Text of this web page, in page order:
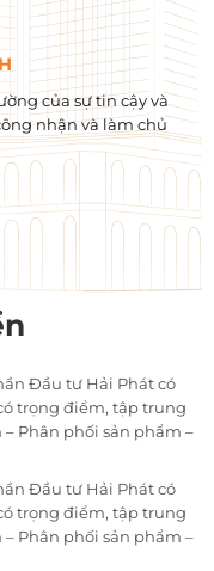
của sự tin cậy và
nhận và làm chủ
Đầu tư Hải Phát có
trọng điểm, tập trung
Phân phối sản phẩm –
Đầu tư Hải Phát có
trọng điểm, tập trung
Phân phối sản phẩm –